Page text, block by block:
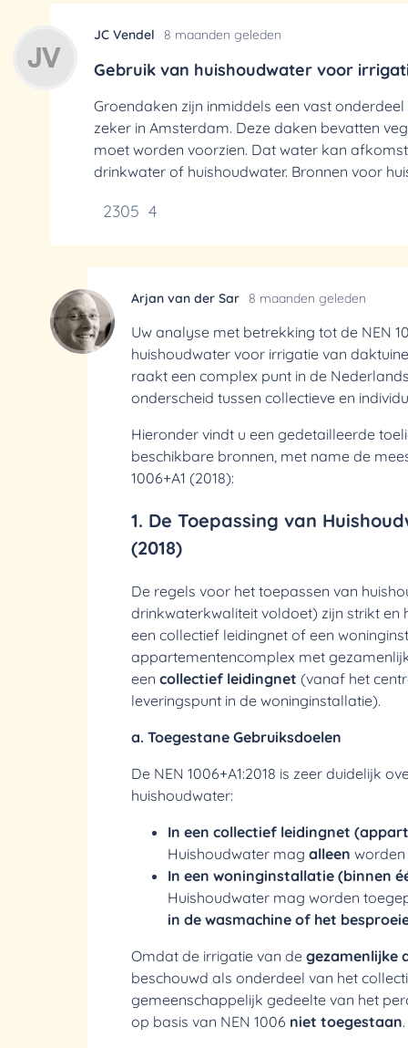
JC Vendel 8 maanden geleden
Gebruik van huishoudwater voor
Groendaken zijn inmiddels een vast
zeker in Amsterdam. Deze daken bevatten
moet worden voorzien. Dat water kan
drinkwater of huishoudwater. Bronnen voor
2305 4
Arjan van der Sar 8 maanden geleden
Uw analyse met betrekking tot de NEN
huishoudwater voor irrigatie van
raakt een complex punt in de
onderscheid tussen collectieve en
Hieronder vindt u een gedetailleerde
beschikbare bronnen, met name de
1006+A1 (2018):
1. De Toepassing van
(2018)
De regels voor het toepassen van
drinkwaterkwaliteit voldoet) zijn strikt en
een collectief leidingnet of een
appartementencomplex met
een collectief leidingnet (vanaf het
leveringspunt in de woninginstallatie).
a. Toegestane Gebruiksdoelen
De NEN 1006+A1:2018 is zeer duidelijk
huishoudwater:
In een collectief leidingnet
Huishoudwater mag alleen
In een woninginstallatie (binnen
Huishoudwater mag worden
in de wasmachine of het
Omdat de irrigatie van de gezamenlijke
beschouwd als onderdeel van het
gemeenschappelijk gedeelte van het
op basis van NEN 1006 niet toegestaan.